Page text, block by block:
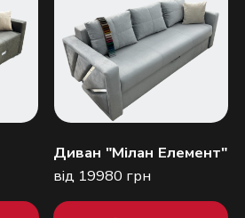
Диван "Мілан Елемент"
від 19980 грн